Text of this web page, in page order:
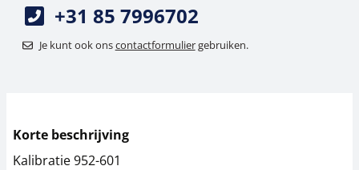
+31 85 7996702
Je kunt ook onscontactformuliergebruiken.
Korte beschrijving
Kalibratie 952-601